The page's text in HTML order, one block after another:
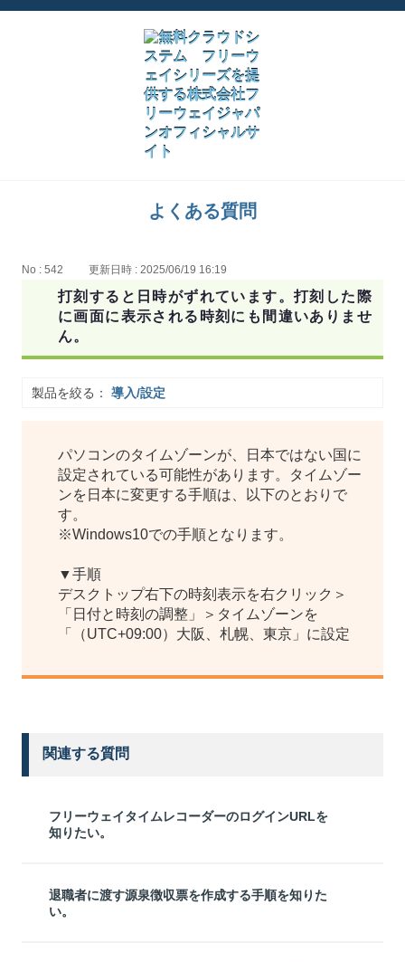
よくある質問
No : 542 更新日時 : 2025/06/19 16:19
打刻すると日時がずれています。打刻した際
に画面に表示される時刻にも間違いありませ
ん。
製品を絞る： 導入/設定
パソコンのタイムゾーンが、日本ではない国に
設定されている可能性があります。タイムゾー
ンを日本に変更する手順は、以下のとおりで
す。
※Windows10での手順となります。
▼手順
デスクトップ右下の時刻表示を右クリック＞
「日付と時刻の調整」＞タイムゾーンを
「（UTC+09:00）大阪、札幌、東京」に設定
関連する質問
フリーウェイタイムレコーダーのログインURLを
知りたい。
退職者に渡す源泉徴収票を作成する手順を知りた
い。